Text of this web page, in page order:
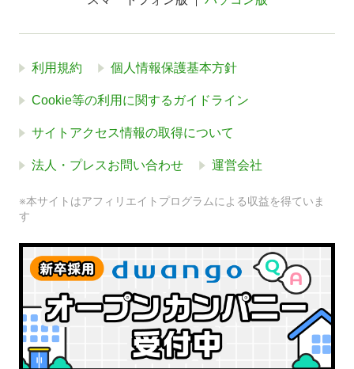
利用規約 個人情報保護基本方針
Cookie等の利用に関するガイドライン
サイトアクセス情報の取得について
法人・プレスお問い合わせ 運営会社
※本サイトはアフィリエイトプログラムによる収益を得ていま
す